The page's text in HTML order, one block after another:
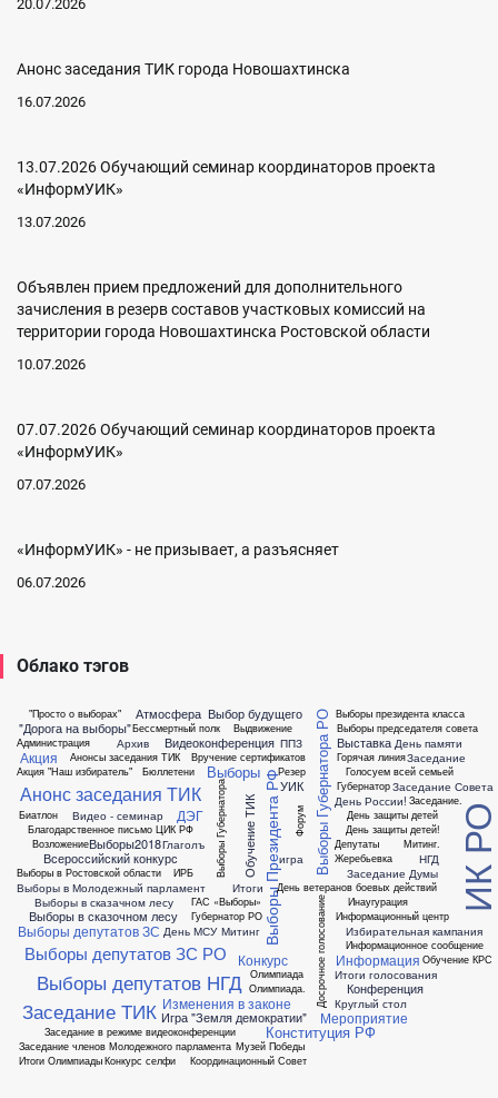
20.07.2026
Анонс заседания ТИК города Новошахтинска
16.07.2026
13.07.2026 Обучающий семинар координаторов проекта
«ИнформУИК»
13.07.2026
Объявлен прием предложений для дополнительного
зачисления в резерв составов участковых комиссий на
территории города Новошахтинска Ростовской области
10.07.2026
07.07.2026 Обучающий семинар координаторов проекта
«ИнформУИК»
07.07.2026
«ИнформУИК» - не призывает, а разъясняет
06.07.2026
Облако тэгов
"Дорога на выборы"
"Просто о выборах"
Администрация
Акция
Акция "Наш избиратель"
Анонс заседания ТИК
Анонсы заседания ТИК
Архив
Атмосфера
Бессмертный полк
Биатлон
Благодарственное письмо ЦИК РФ
Бюллетени
Видео - семинар
Видеоконференция
Возложение
Вручение сертификатов
Всероссийский конкурс
Выбор будущего
Выборы
Выборы Губернатора Выборы Губернатора РО
Выборы Президента РФ
Выборы в Молодежный парламент
Выборы в Ростовской области
Выборы в сказачном лесу
Выборы в сказочном лесу
Выборы депутатов ЗС
Выборы депутатов ЗС РО
Выборы депутатов НГД
Выборы председателя совета
Выборы президента класса
Выборы2018
Выдвижение
Выставка
ГАС «Выборы»
Глаголъ
Голосуем всей семьей
Горячая линия
Губернатор
Губернатор РО
ДЭГ
День МСУ
День России!
День ветеранов боевых действий
День защиты детей
День защиты детей!
День памяти
Депутаты
Досрочное голосование
Жеребьевка
Заседание
Заседание Думы
Заседание Совета
Заседание ТИК
Заседание в режиме видеоконференции
Заседание членов Молодежного парламента
Заседание.
ИК
ИРБ
Игра "Земля демократии"
Избирательная кампания
Изменения в законе
Инаугурация
Информационное сообщение
Информационный центр
Информация
Итоги
Итоги Олимпиады
Итоги голосования
Конкурс
Конкурс селфи
Конституция РФ
Конференция
Координационный Совет
Круглый стол
Мероприятие
Митинг
Митинг.
Музей Победы
НГД
Обучение КРС
Обучение ТИК
Олимпиада
Олимпиада.
ППЗ
Резер
УИК
Форум
игра